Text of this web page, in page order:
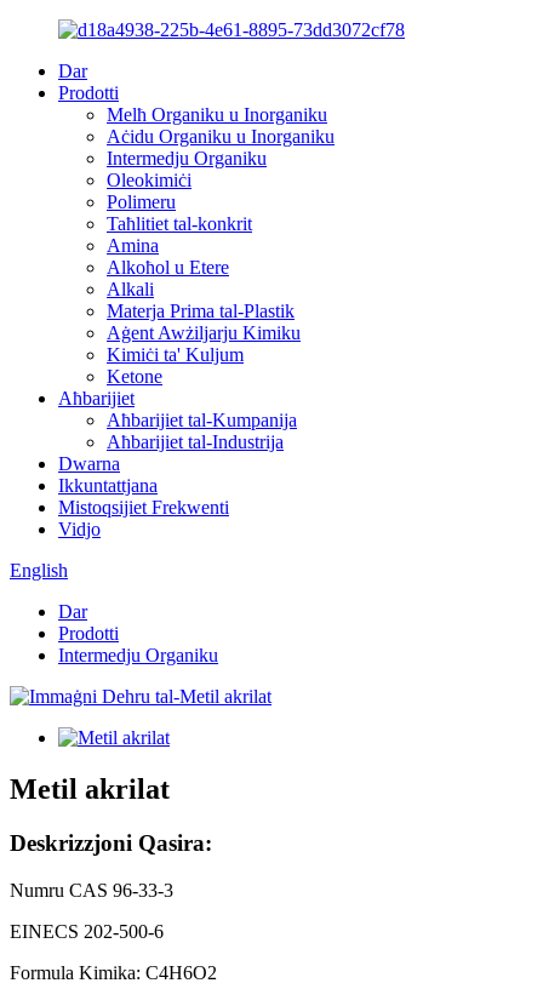
Dar
Prodotti
Melħ Organiku u Inorganiku
Aċidu Organiku u Inorganiku
Intermedju Organiku
Oleokimiċi
Polimeru
Taħlitiet tal-konkrit
Amina
Alkoħol u Etere
Alkali
Materja Prima tal-Plastik
Aġent Awżiljarju Kimiku
Kimiċi ta' Kuljum
Ketone
Aħbarijiet
Aħbarijiet tal-Kumpanija
Aħbarijiet tal-Industrija
Dwarna
Ikkuntattjana
Mistoqsijiet Frekwenti
Vidjo
English
Dar
Prodotti
Intermedju Organiku
Metil akrilat
Deskrizzjoni Qasira:
Numru CAS 96-33-3
EINECS 202-500-6
Formula Kimika: C4H6O2